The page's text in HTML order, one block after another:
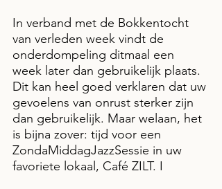
In verband met de Bokkentocht
van verleden week vindt de
onderdompeling ditmaal een
week later dan gebruikelijk plaats.
Dit kan heel goed verklaren dat uw
gevoelens van onrust sterker zijn
dan gebruikelijk. Maar welaan, het
is bijna zover: tijd voor een
ZondaMiddagJazzSessie in uw
favoriete lokaal, Café ZILT. I